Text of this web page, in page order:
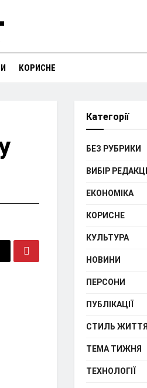
КОРИСНЕ
Категорії
БЕЗ РУБРИКИ
ВИБІР РЕДАКЦІЇ
ЕКОНОМІКА
КОРИСНЕ
КУЛЬТУРА
НОВИНИ
ПЕРСОНИ
ПУБЛІКАЦІЇ
СТИЛЬ ЖИТТЯ
ТЕМА ТИЖНЯ
ТЕХНОЛОГІЇ